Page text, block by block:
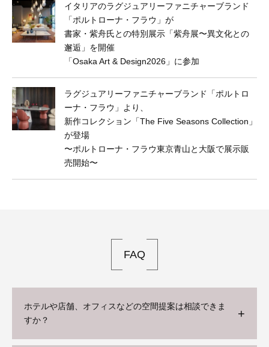
イタリアのラグジュアリーファニチャーブランド
「ポルトローナ・フラウ」が
書家・紫舟氏との特別展示「紫舟展〜異文化との
邂逅」を開催
「Osaka Art & Design2026」に参加
ラグジュアリーファニチャーブランド「ポルトロ
ーナ・フラウ」より、
新作コレクション「The Five Seasons Collection」
が登場
〜ポルトローナ・フラウ東京⻘山と大阪で展示販
売開始〜
FAQ
ホテルや店舗、オフィスなどの空間提案は相談できま
すか？